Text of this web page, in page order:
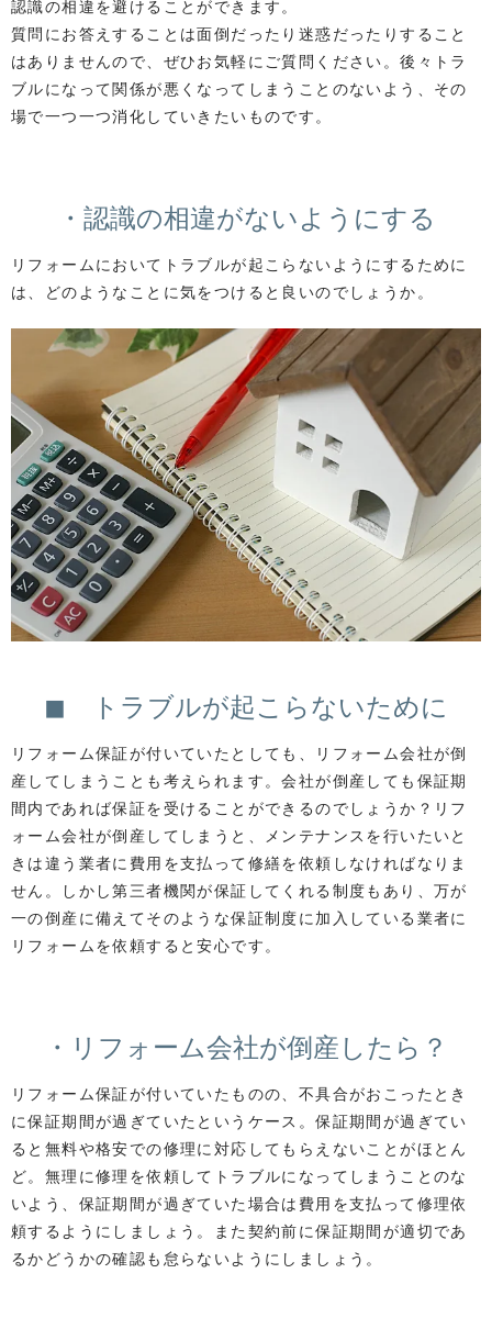
リフォーム保証が付いていたものの、不具合がおこったとき
に保証期間が過ぎていたというケース。保証期間が過ぎてい
ると無料や格安での修理に対応してもらえないことがほとん
ど。無理に修理を依頼してトラブルになってしまうことのな
いよう、保証期間が過ぎていた場合は費用を支払って修理依
頼するようにしましょう。また契約前に保証期間が適切であ
るかどうかの確認も怠らないようにしましょう。
・リフォーム会社が倒産したら？
リフォーム保証が付いていたとしても、リフォーム会社が倒
産してしまうことも考えられます。会社が倒産しても保証期
間内であれば保証を受けることができるのでしょうか？リフ
ォーム会社が倒産してしまうと、メンテナンスを行いたいと
きは違う業者に費用を支払って修繕を依頼しなければなりま
せん。しかし第三者機関が保証してくれる制度もあり、万が
一の倒産に備えてそのような保証制度に加入している業者に
リフォームを依頼すると安心です。
◼ トラブルが起こらないために
リフォームにおいてトラブルが起こらないようにするために
は、どのようなことに気をつけると良いのでしょうか。
・認識の相違がないようにする
認識の相違を避けることができます。
質問にお答えすることは面倒だったり迷惑だったりすること
はありませんので、ぜひお気軽にご質問ください。後々トラ
ブルになって関係が悪くなってしまうことのないよう、その
場で一つ一つ消化していきたいものです。